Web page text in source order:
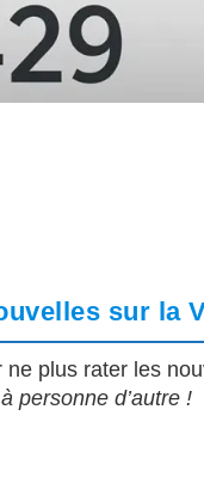
sur la
plus rater les
personne d’autre !